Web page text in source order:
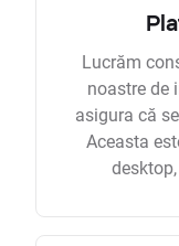
Lucrăm
noastre de
asigura că
Aceasta